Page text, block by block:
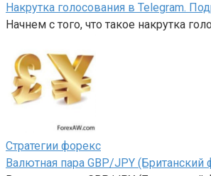
Накрутка голосования в Telegram.
Начнем с того, что такое накрутка
Стратегии форекс
Валютная пара GBP/JPY (Британский